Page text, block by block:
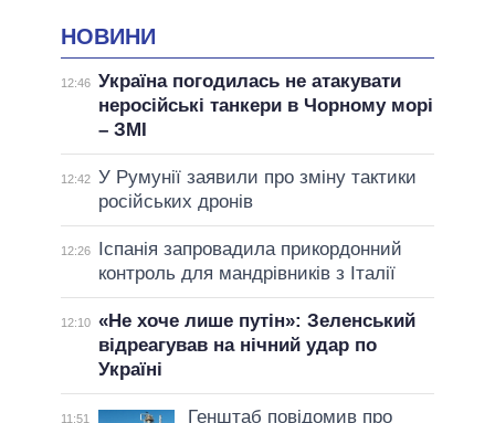
НОВИНИ
12:46 Україна погодилась не атакувати
неросійські танкери в Чорному морі
– ЗМІ
12:42 У Румунії заявили про зміну тактики
російських дронів
12:26
Іспанія запровадила прикордонний
контроль для мандрівників з Італії
12:10 «Не хоче лише путін»: Зеленський
відреагував на нічний удар по
Україні
11:51
Генштаб повідомив про